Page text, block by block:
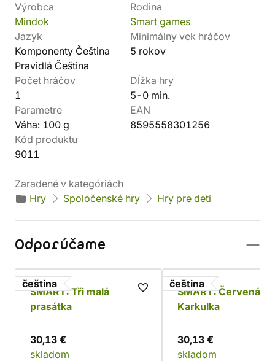
Výrobca
Mindok
Rodina
Smart games
Jazyk
Komponenty Čeština
Pravidlá Čeština
Minimálny vek hráčov
5 rokov
Počet hráčov
1
Dĺžka hry
5-0 min.
Parametre
Váha: 100 g
EAN
8595558301256
Kód produktu
9011
Zaradené v kategóriách
Hry
Spoločenské hry Hry pre deti
Odporúčame
čeština
SMART: Tři malá
prasátka
30,13 €
skladom
čeština
SMART: Červená
Karkulka
30,13 €
skladom